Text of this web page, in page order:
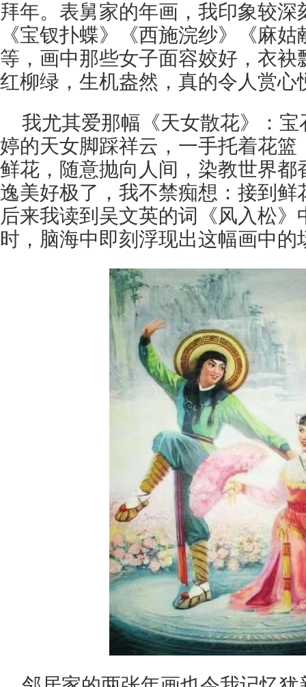
拜年。表舅家的年画，我印象较
《宝钗扑蝶》《西施浣纱》《麻
等，画中那些女子面容姣好，衣
红柳绿，生机盎然，真的令人赏心
我尤其爱那幅《天女散花》：
婷的天女脚踩祥云，一手托着花
鲜花，随意抛向人间，染教世界都
逸美好极了，我不禁痴想：接到
后来我读到吴文英的词《风入松》
时，脑海中即刻浮现出这幅画中的